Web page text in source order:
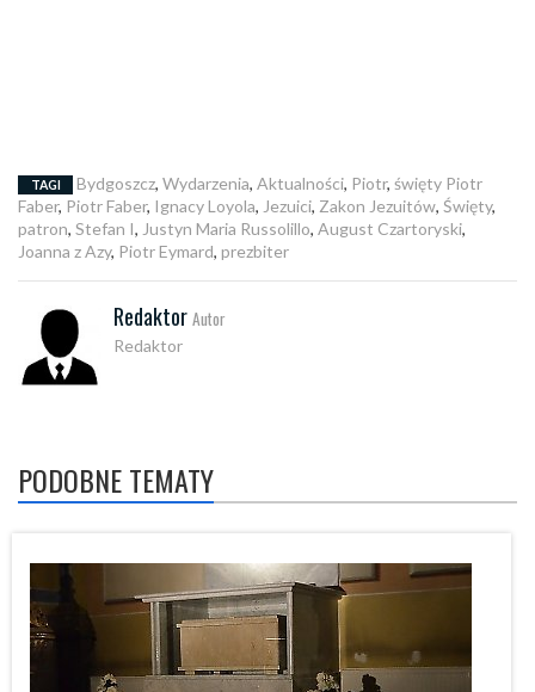
TAGI Bydgoszcz, Wydarzenia, Aktualności, Piotr, święty Piotr
Faber, Piotr Faber, Ignacy Loyola, Jezuici, Zakon Jezuitów, Święty,
patron, Stefan I, Justyn Maria Russolillo, August Czartoryski,
Joanna z Azy, Piotr Eymard, prezbiter
Redaktor Autor
Redaktor
PODOBNE TEMATY